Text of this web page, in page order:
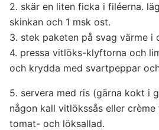
2. skär en liten ficka i filéerna.
skinkan och 1 msk ost.
3. stek paketen på svag värme i
4. pressa vitlöks-klyftorna och
och krydda med svartpeppar
5. servera med ris (gärna kokt i
någon kall vitlökssås eller
tomat- och löksallad.